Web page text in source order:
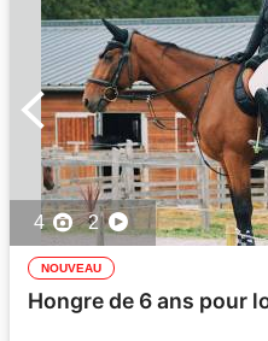
4 2
NOUVEAU
Hongre de 6 ans pour